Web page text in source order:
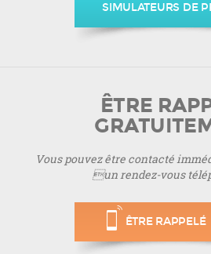
SIMULATEURS DE
ÊTRE
Vous pouvez être contacté
un rendez-vous
ÊTRE RAPPELÉ